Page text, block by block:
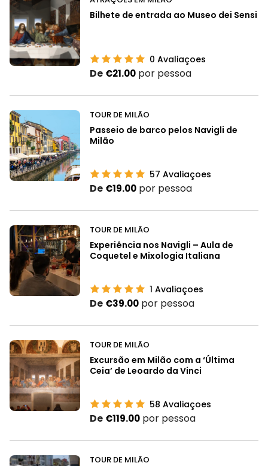
Bilhete de entrada ao Museo dei Sensi
0 Avaliaçoes
De €21.00 por pessoa
TOUR DE MILÃO
Passeio de barco pelos Navigli de
Milão
57 Avaliaçoes
De €19.00 por pessoa
TOUR DE MILÃO
Experiência nos Navigli – Aula de
Coquetel e Mixologia Italiana
1 Avaliaçoes
De €39.00 por pessoa
TOUR DE MILÃO
Excursão em Milão com a ‘Última
Ceia’ de Leoardo da Vinci
58 Avaliaçoes
De €119.00 por pessoa
TOUR DE MILÃO